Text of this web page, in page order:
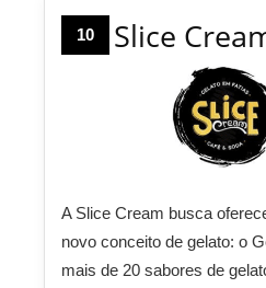
10 Slice
A Slice Cream busca
novo conceito de gelato: o
mais de 20 sabores de